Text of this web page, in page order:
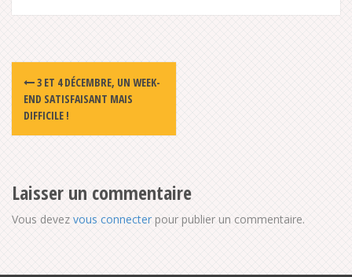
Post
navigation
3 ET 4 DÉCEMBRE, UN WEEK-
END SATISFAISANT MAIS
DIFFICILE !
Laisser un commentaire
Vous devez vous connecter pour publier un commentaire.